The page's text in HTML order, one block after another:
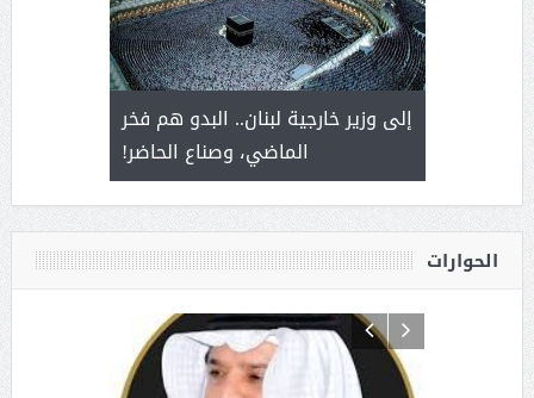
سلمان
إلى وزير خارجية لبنان.. البدو هم فخر
الماضي، وصناع الحاضر!
يحمل
الحوارات